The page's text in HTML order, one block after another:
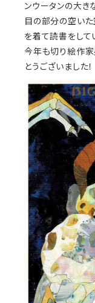
ンウータンの大き
目の部分の空い
を着て読書をして
今年も切り絵作家
とうございました